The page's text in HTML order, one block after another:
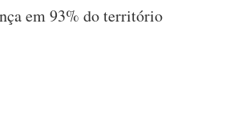
em 93% do território